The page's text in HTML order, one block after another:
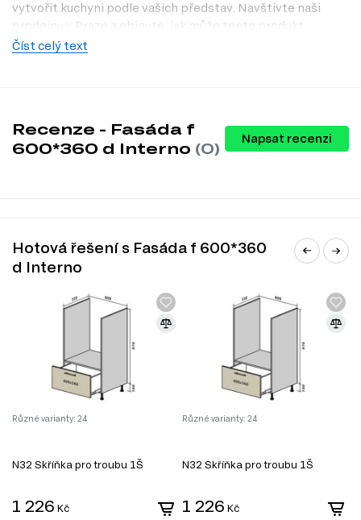
vytvořit kuchyni podle vašich představ. Navštivte naši
prodejnu v Praze a objevte, jak může tento produkt
obohatit váš domov. Naše nabídka na Dubok.cz vás jistě
barevných variant, což vám dává možnost přizpůsobit
vzhled vaší kuchyně. Mezi dostupné barvy patří:
černá
mléčný
tmavě šedá
světle-olivový lesk
béžový lesk
Šedý lesk I
černý lesk
modrá lesklá
světle růžová
hnědý lesk
Číst celý text
Recenze - Fasáda f
600*360 d Interno (0)
Napsat recenzi
Hotová řešení s Fasáda f 600*360
d Interno
Různé varianty: 24
N32 Skříňka pro troubu 1Š
1 226 Kč
Různé varianty: 24
N32 Skříňka pro troubu 1Š
1 226 Kč